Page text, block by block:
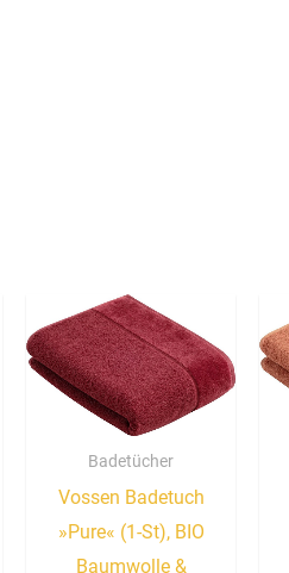
Badetücher
Vossen Badetuch
»Pure« (1-St), BIO
Baumwolle &